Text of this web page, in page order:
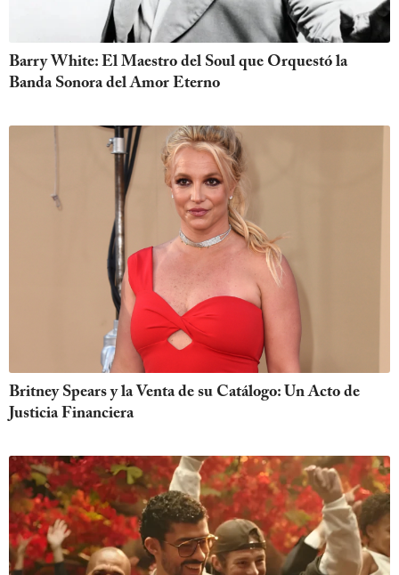
Barry White: El Maestro del Soul que Orquestó la
Banda Sonora del Amor Eterno
Britney Spears y la Venta de su Catálogo: Un Acto de
Justicia Financiera